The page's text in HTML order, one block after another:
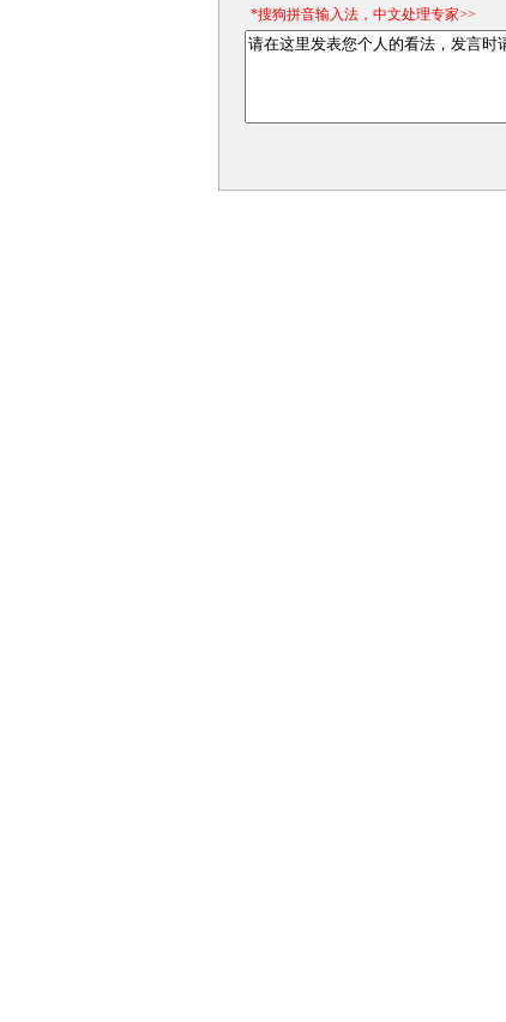
*搜狗拼音输入法，中文处理专家>>